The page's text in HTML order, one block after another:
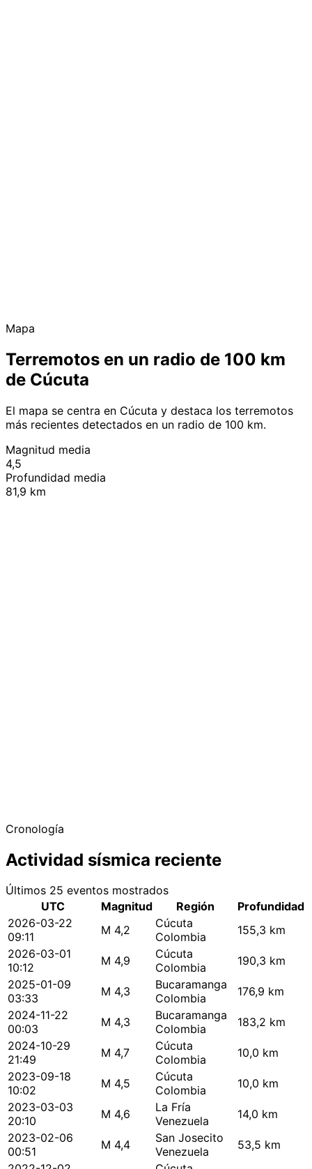
Mapa
Terremotos en un radio de 100 km
de Cúcuta
El mapa se centra en Cúcuta y destaca los terremotos
más recientes detectados en un radio de 100 km.
Magnitud media
4,5
Profundidad media
81,9 km
Cronología
Actividad sísmica reciente
Últimos 25 eventos mostrados
UTC
Magnitud Región
Profundidad
2026-03-22
09:11
M 4,2
Cúcuta
Colombia
155,3 km
2026-03-01
10:12
M 4,9
Cúcuta
Colombia
190,3 km
2025-01-09
03:33
M 4,3
Bucaramanga
Colombia
176,9 km
2024-11-22
00:03
M 4,3
Bucaramanga
Colombia
183,2 km
2024-10-29
21:49
M 4,7
Cúcuta
Colombia
10,0 km
2023-09-18
10:02
M 4,5
Cúcuta
Colombia
10,0 km
2023-03-03
20:10
M 4,6
La Fría
Venezuela
14,0 km
2023-02-06
00:51
M 4,4
San Josecito
Venezuela
53,5 km